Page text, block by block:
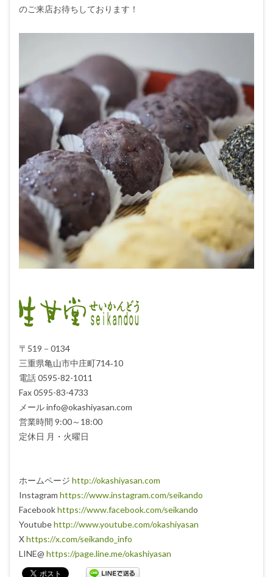
のご来店お待ちしております！
〒519－0134
三重県亀山市中庄町714‐10
電話 0595-82-1011
Fax 0595-83-4733
メール info@okashiyasan.com
営業時間 9:00～18:00
定休日 月・火曜日
ホームページ http://okashiyasan.com
Instagram https://www.instagram.com/seikando
Facebookhttps://www.facebook.com/seikando
Youtubehttp://www.youtube.com/okashiyasan
Xhttps://x.com/seikando_info
LINE@ https://page.line.me/okashiyasan